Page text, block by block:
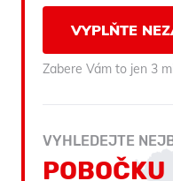
VYPLŇTE
Zabere Vám to jen 3
VYHLEDEJTE
POBOČKU